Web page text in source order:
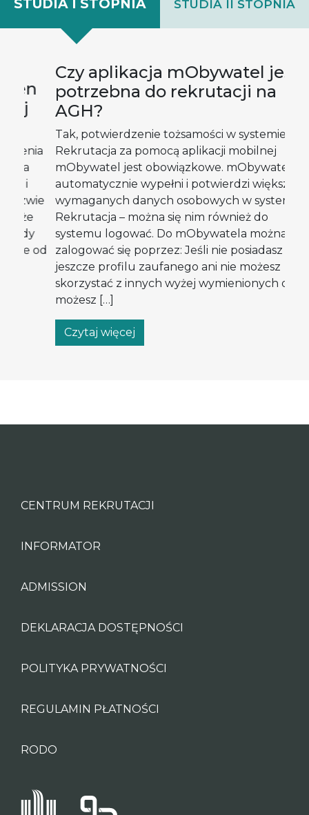
STUDIA I STOPNIA STUDIA II STOPNIA
Czy aplikacja mObywatel jest
potrzebna do rekrutacji na
AGH?
Tak, potwierdzenie tożsamości w systemie e-
Rekrutacja za pomocą aplikacji mobilnej
mObywatel jest obowiązkowe. mObywatel
automatycznie wypełni i potwierdzi większość
wymaganych danych osobowych w systemie e-
Rekrutacja – można się nim również do
systemu logować. Do mObywatela można
zalogować się poprzez: Jeśli nie posiadasz
jeszcze profilu zaufanego ani nie możesz
skorzystać z innych wyżej wymienionych opcji,
możesz […]
Czytaj więcej
CENTRUM REKRUTACJI
INFORMATOR
ADMISSION
DEKLARACJA DOSTĘPNOŚCI
POLITYKA PRYWATNOŚCI
REGULAMIN PŁATNOŚCI
RODO